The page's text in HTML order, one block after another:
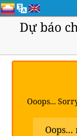
Dự báo
Ooops...